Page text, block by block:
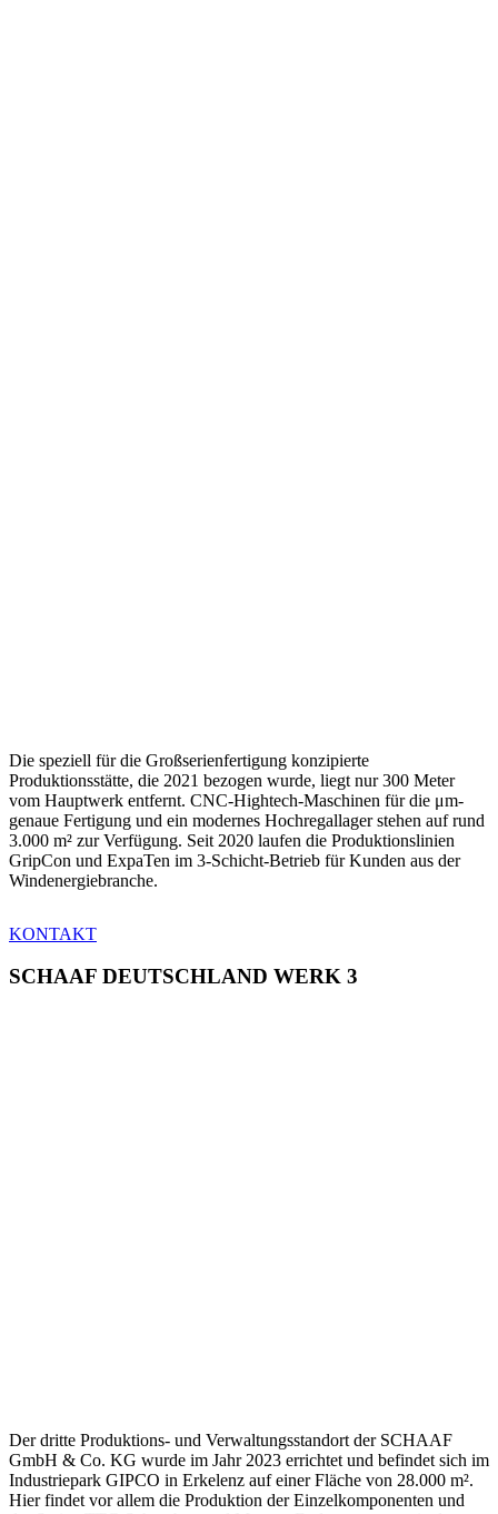
Die speziell für die Großserienfertigung konzipierte
Produktionsstätte, die 2021 bezogen wurde, liegt nur 300 Meter
vom Hauptwerk entfernt. CNC-Hightech-Maschinen für die μm-
genaue Fertigung und ein modernes Hochregallager stehen auf rund
3.000 m² zur Verfügung. Seit 2020 laufen die Produktionslinien
GripCon und ExpaTen im 3-Schicht-Betrieb für Kunden aus der
Windenergiebranche.
KONTAKT
SCHAAF DEUTSCHLAND WERK 3
Der dritte Produktions- und Verwaltungsstandort der SCHAAF
GmbH & Co. KG wurde im Jahr 2023 errichtet und befindet sich im
Industriepark GIPCO in Erkelenz auf einer Fläche von 28.000 m².
Hier findet vor allem die Produktion der Einzelkomponenten und